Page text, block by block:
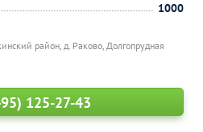
район, д. Раково, Долгопрудная
1000
125-27-43